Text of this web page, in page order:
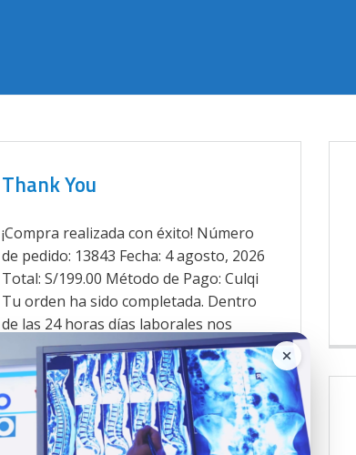
Thank You
¡Compra realizada con éxito! Número
de pedido: 13843 Fecha: 4 agosto, 2026
Total: S/199.00 Método de Pago: Culqi
Tu orden ha sido completada. Dentro
de las 24 horas días laborales nos
estaremos comunicando con usted
para confirmar su pedido. 📅 La fecha y
rango de hora seleccionada será de
acuerdo a la disponibilidad de la [...]